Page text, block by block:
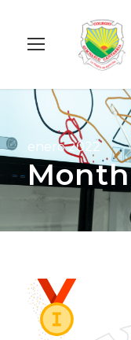
enero 2022
Month